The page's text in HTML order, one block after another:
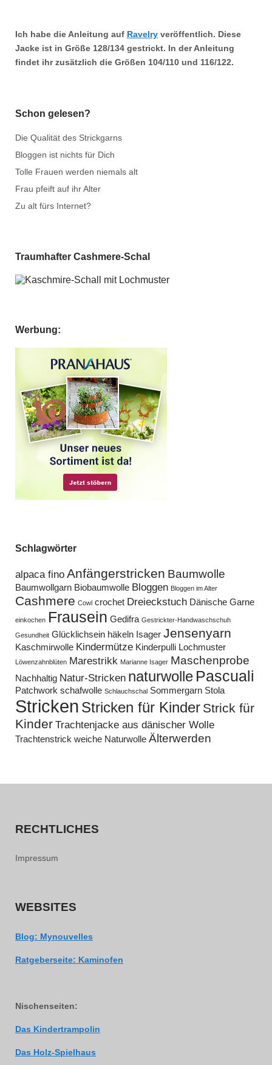
Ich habe die Anleitung auf Ravelry veröffentlich. Diese
Jacke ist in Größe 128/134 gestrickt. In der Anleitung
findet ihr zusätzlich die Größen 104/110 und 116/122.
Schon gelesen?
Die Qualität des Strickgarns
Bloggen ist nichts für Dich
Tolle Frauen werden niemals alt
Frau pfeift auf ihr Alter
Zu alt fürs Internet?
Traumhafter Cashmere-Schal
Werbung:
Schlagwörter
alpaca fino Anfängerstricken Baumwolle
Baumwollgarn Biobaumwolle Bloggen Bloggen im Alter
Cashmere Cowl crochet Dreieckstuch Dänische Garne
einkochen Frausein Gedifra Gestrickter-Handwaschschuh
Gesundheit Glücklichsein häkeln Isager Jensenyarn
Kaschmirwolle Kindermütze Kinderpulli Lochmuster
Löwenzahnblüten Marestrikk Marianne Isager Maschenprobe
Nachhaltig Natur-Stricken naturwolle Pascuali
Patchwork schafwolle Schlauchschal Sommergarn Stola
Stricken Stricken für Kinder Strick für
Kinder Trachtenjacke aus dänischer Wolle
Trachtenstrick weiche Naturwolle Älterwerden
RECHTLICHES
Impressum
WEBSITES
Blog: Mynouvelles
Ratgeberseite: Kaminofen
Nischenseiten:
Das Kindertrampolin
Das Holz-Spielhaus